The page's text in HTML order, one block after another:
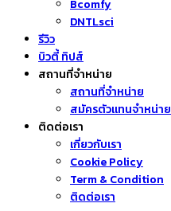
Bcomfy
DNTLsci
รีวิว
บิวตี้ ทิปส์
สถานที่จำหน่าย
สถานที่จำหน่าย
สมัครตัวแทนจำหน่าย
ติดต่อเรา
เกี่ยวกับเรา
Cookie Policy
Term & Condition
ติดต่อเรา